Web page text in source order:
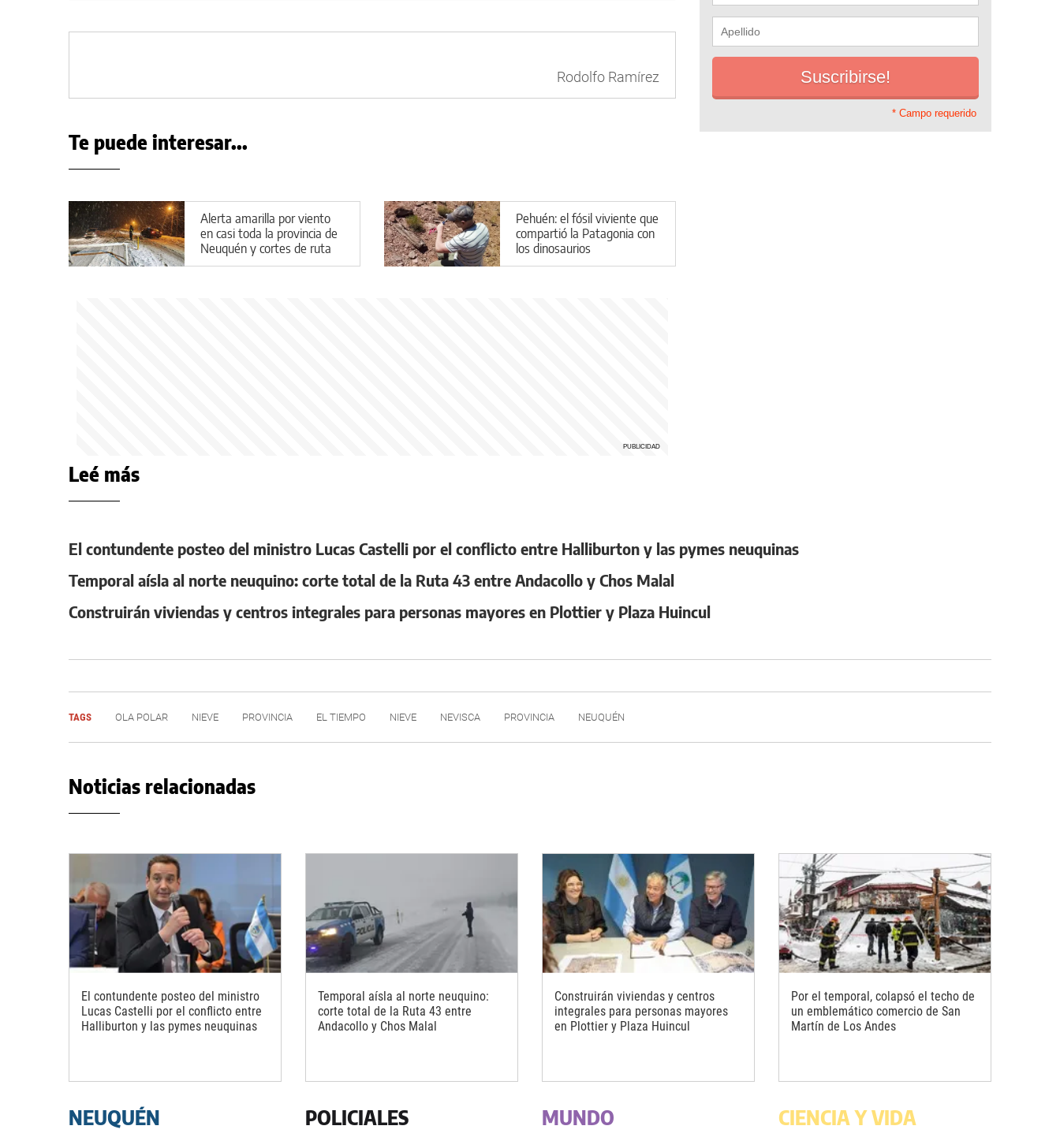
Rodolfo Ramírez
Te puede interesar...
Alerta amarilla por viento
en casi toda la provincia de
Neuquén y cortes de ruta
por el temporal
Pehuén: el fósil viviente que
compartió la Patagonia con
los dinosaurios
* Campo requerido
Leé más
El contundente posteo del ministro Lucas Castelli por el conflicto entre Halliburton y las pymes neuquinas
Temporal aísla al norte neuquino: corte total de la Ruta 43 entre Andacollo y Chos Malal
Construirán viviendas y centros integrales para personas mayores en Plottier y Plaza Huincul
TAGS OLA POLAR NIEVE PROVINCIA EL TIEMPO NIEVE NEVISCA PROVINCIA NEUQUÉN
Noticias relacionadas
El contundente posteo del ministro
Lucas Castelli por el conflicto entre
Halliburton y las pymes neuquinas
Temporal aísla al norte neuquino:
corte total de la Ruta 43 entre
Andacollo y Chos Malal
Construirán viviendas y centros
integrales para personas mayores
en Plottier y Plaza Huincul
Por el temporal, colapsó el techo de
un emblemático comercio de San
Martín de Los Andes
NEUQUÉN POLICIALES MUNDO CIENCIA Y VIDA